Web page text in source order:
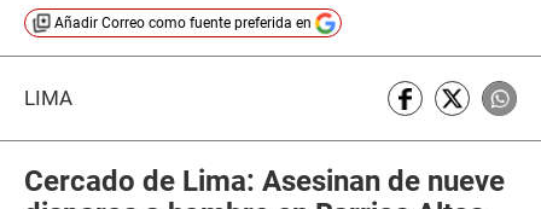
Añadir Correo como fuente preferida en
LIMA
Cercado de Lima: Asesinan de nueve